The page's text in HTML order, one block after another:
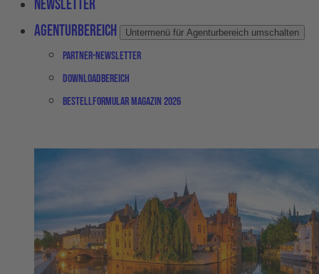
Agenturbereich
Untermenü für Agenturbereich umschalten
Partner-Newsletter
Downloadbereich
Bestellformular Magazin 2026